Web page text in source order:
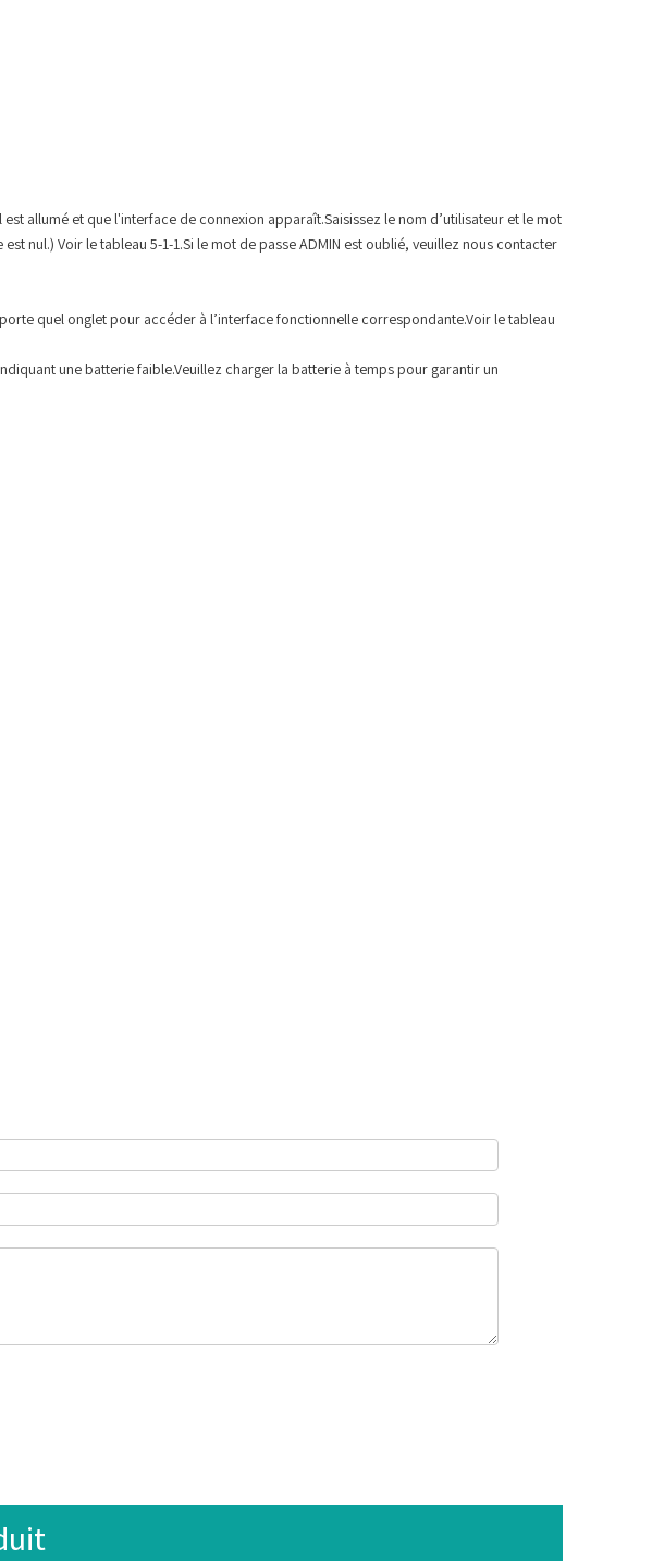
allumé et que l'interface de connexion apparaît.Saisissez le nom d’utilisateur et le mot
nul.) Voir le tableau 5-1-1.Si le mot de passe ADMIN est oublié, veuillez nous contacter
quel onglet pour accéder à l’interface fonctionnelle correspondante.Voir le tableau
une batterie faible.Veuillez charger la batterie à temps pour garantir un